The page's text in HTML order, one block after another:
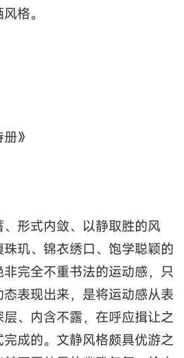
格。
》
形式内敛、以静取胜的风
玑、锦衣绣口、饱学聪颖的
完全不重书法的运动感，只
表现出来，是将运动感从表
、内含不露，在呼应揖让之
成的。文静风格颇具优游之